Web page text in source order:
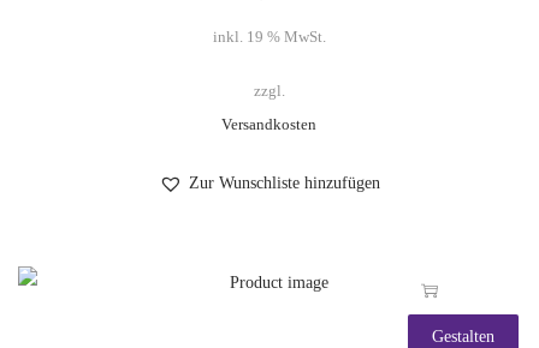
inkl. 19 % MwSt.
zzgl.
Versandkosten
Zur Wunschliste hinzufügen
Gestalten